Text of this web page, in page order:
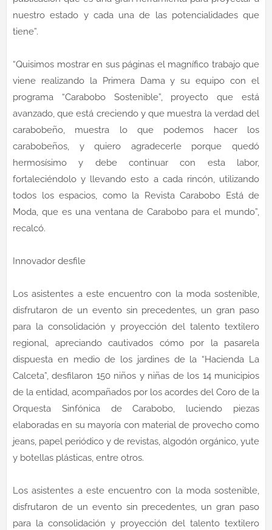
nuestro estado y cada una de las potencialidades que
tiene”.
“Quisimos mostrar en sus páginas el magnífico trabajo que
viene realizando la Primera Dama y su equipo con el
programa “Carabobo Sostenible”, proyecto que está
avanzado, que está creciendo y que muestra la verdad del
carabobeño, muestra lo que podemos hacer los
carabobeños, y quiero agradecerle porque quedó
hermosísimo y debe continuar con esta labor,
fortaleciéndolo y llevando esto a cada rincón, utilizando
todos los espacios, como la Revista Carabobo Está de
Moda, que es una ventana de Carabobo para el mundo”,
recalcó.
Innovador desfile
Los asistentes a este encuentro con la moda sostenible,
disfrutaron de un evento sin precedentes, un gran paso
para la consolidación y proyección del talento textilero
regional, apreciando cautivados cómo por la pasarela
dispuesta en medio de los jardines de la “Hacienda La
Calceta”, desfilaron 150 niños y niñas de los 14 municipios
de la entidad, acompañados por los acordes del Coro de la
Orquesta Sinfónica de Carabobo, luciendo piezas
elaboradas en su mayoría con material de provecho como
jeans, papel periódico y de revistas, algodón orgánico, yute
y botellas plásticas, entre otros.
Los asistentes a este encuentro con la moda sostenible,
disfrutaron de un evento sin precedentes, un gran paso
para la consolidación y proyección del talento textilero